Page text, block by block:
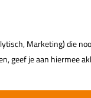
Marketing) die
geef je aan hiermee